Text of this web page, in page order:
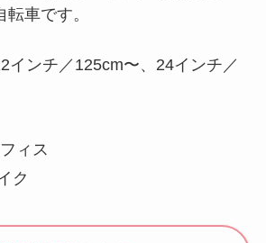
車です。
インチ／125cm〜、24インチ／
ィス
ク